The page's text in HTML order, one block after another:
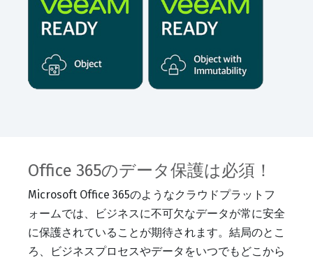
Office 365のデータ保護は必須！
Microsoft Office 365のようなクラウドプラットフ
ォームでは、ビジネスに不可欠なデータが常に安全
に保護されていることが期待されます。結局のとこ
ろ、ビジネスプロセスやデータをいつでもどこから